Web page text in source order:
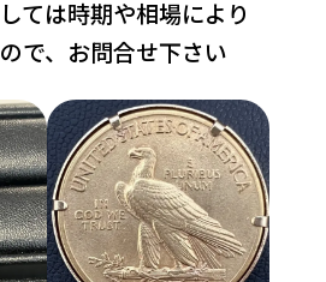
ては時期や相場により
で、お問合せ下さい